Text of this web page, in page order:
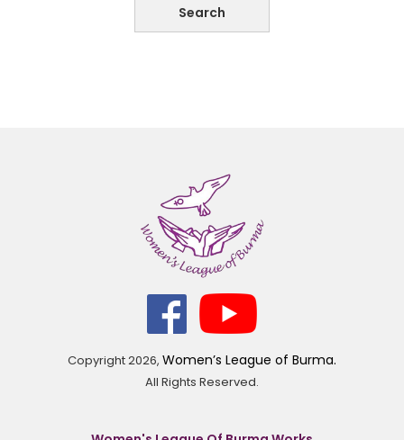
Copyright2026, Women’s League of Burma.
All Rights Reserved.